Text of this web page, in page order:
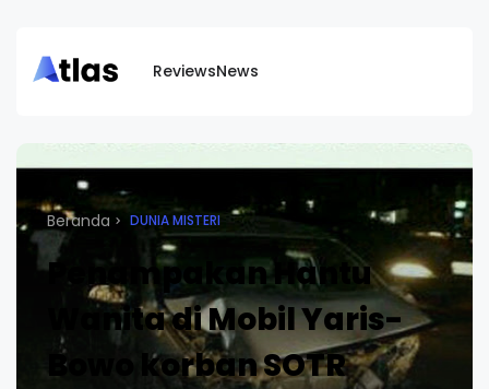
ReviewsNews
Beranda DUNIA MISTERI
Penampakan Hantu
Wanita di Mobil Yaris-
Bowo korban SOTR